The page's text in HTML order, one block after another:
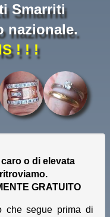
Smarriti
nazionale.
! ! !
o di elevata
GRATUITO
che segue prima di